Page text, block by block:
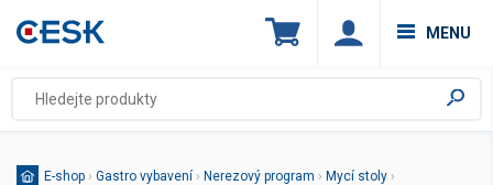
MENU
E-shop › Gastro vybavení › Nerezový program › Mycí stoly ›